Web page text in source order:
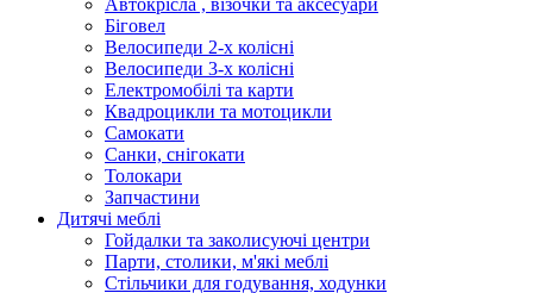
Автокрісла , візочки та аксесуари
Біговел
Велосипеди 2-х колісні
Велосипеди 3-х колісні
Електромобілі та карти
Квадроцикли та мотоцикли
Самокати
Санки, снігокати
Толокари
Запчастини
Дитячі меблі
Гойдалки та заколисуючі центри
Парти, столики, м'які меблі
Стільчики для годування, ходунки